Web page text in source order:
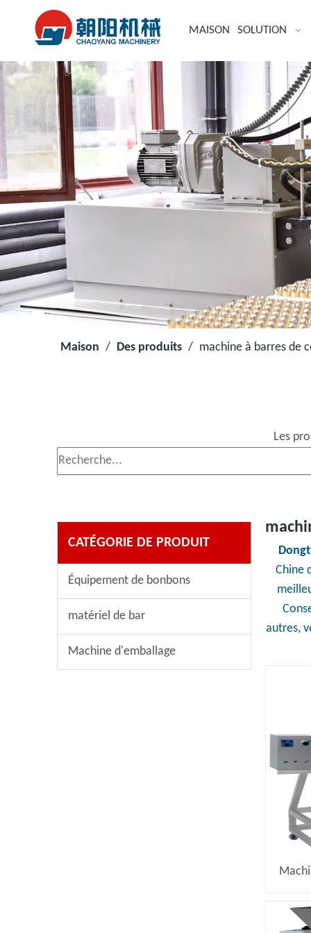
MAISON SOLUTION
Maison / Des produits / machine à barres de
Les
CATÉGORIE DE PRODUIT
Équipement de bonbons
matériel de bar
Machine d'emballage
Chine
autres,